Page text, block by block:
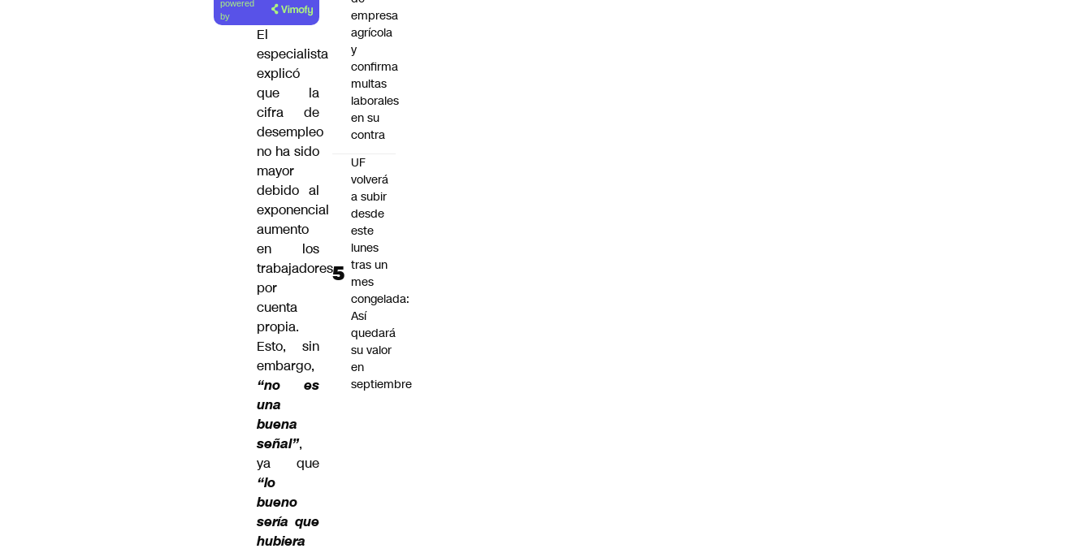
powered
by
El
especialista
explicó
que la
cifra de
desempleo
no ha sido
mayor
debido al
exponencial
aumento
en los
trabajadores
por
cuenta
propia.
Esto, sin
embargo,
“no es
una
buena
señal”,
ya que
“lo
bueno
sería que
hubiera
empresa
agrícola
y
confirma
multas
laborales
en su
contra
UF
volverá
a subir
desde
este
lunes
tras un
mes
congelada:
Así
quedará
su valor
en
septiembre